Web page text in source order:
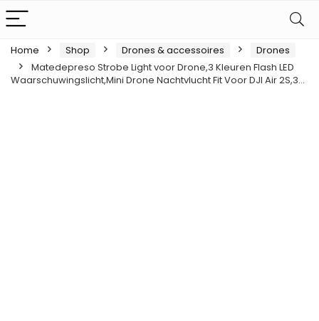
Home Shop Drones & accessoires
Drones
Matedepreso Strobe Light voor Drone,3 Kleuren Flash LED
Waarschuwingslicht,Mini Drone Nachtvlucht Fit Voor DJI Air 2S,3…